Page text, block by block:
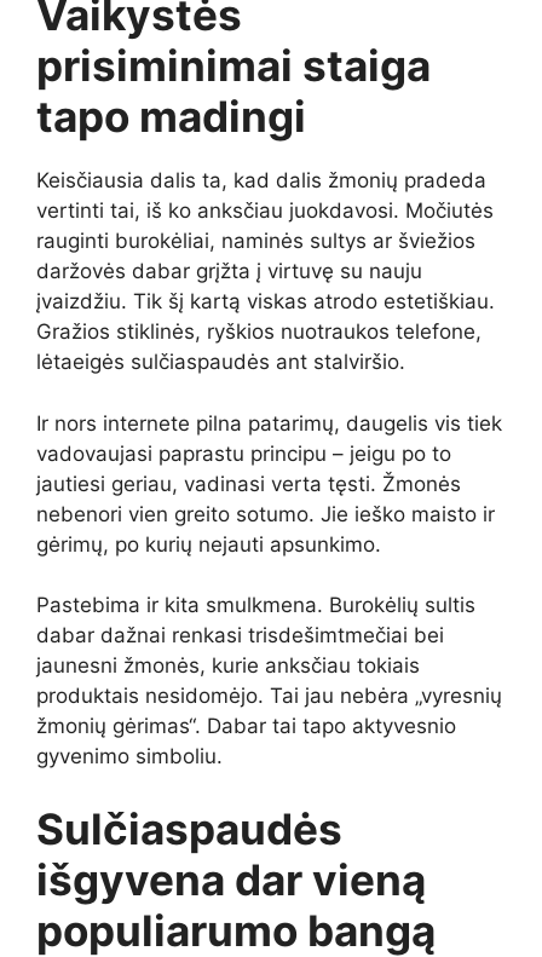
Vaikystės
prisiminimai staiga
tapo madingi
Keisčiausia dalis ta, kad dalis žmonių pradeda
vertinti tai, iš ko anksčiau juokdavosi. Močiutės
rauginti burokėliai, naminės sultys ar šviežios
daržovės dabar grįžta į virtuvę su nauju
įvaizdžiu. Tik šį kartą viskas atrodo estetiškiau.
Gražios stiklinės, ryškios nuotraukos telefone,
lėtaeigės sulčiaspaudės ant stalviršio.
Ir nors internete pilna patarimų, daugelis vis tiek
vadovaujasi paprastu principu – jeigu po to
jautiesi geriau, vadinasi verta tęsti. Žmonės
nebenori vien greito sotumo. Jie ieško maisto ir
gėrimų, po kurių nejauti apsunkimo.
Pastebima ir kita smulkmena. Burokėlių sultis
dabar dažnai renkasi trisdešimtmečiai bei
jaunesni žmonės, kurie anksčiau tokiais
produktais nesidomėjo. Tai jau nebėra „vyresnių
žmonių gėrimas“. Dabar tai tapo aktyvesnio
gyvenimo simboliu.
Sulčiaspaudės
išgyvena dar vieną
populiarumo bangą